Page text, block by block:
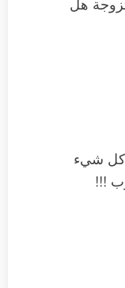
هل
كل شيء
!!!